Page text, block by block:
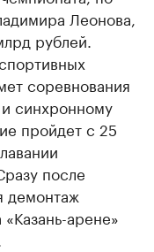
Леонова,
рублей.
соревнования
синхронному
пройдет с 25
после
демонтаж
арене»